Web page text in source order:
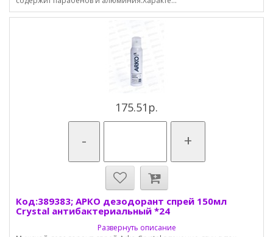
175.51р.
- +
Код:389383; АРКО дезодорант спрей 150мл
Crystal антибактериальный *24
Развернуть описание